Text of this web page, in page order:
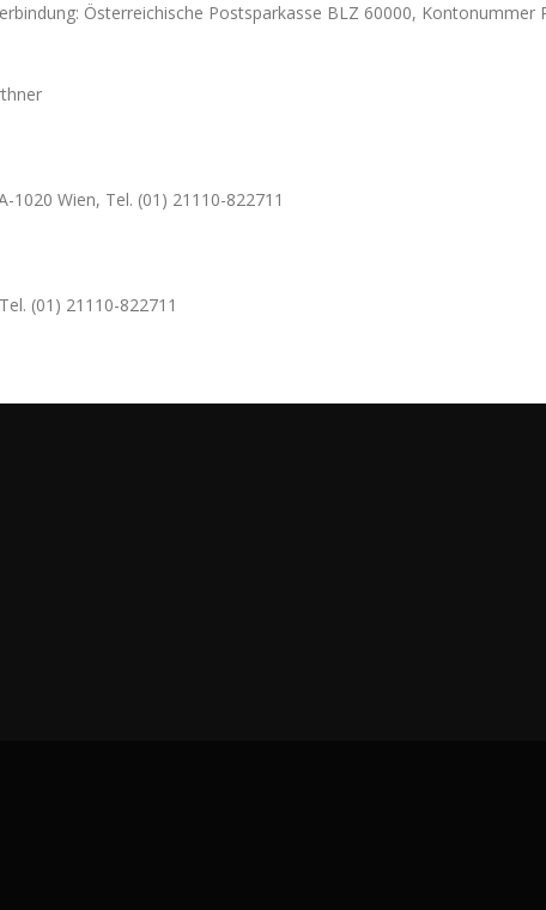
Österreichische Postsparkasse BLZ 60000, Kontonummer
1020 Wien, Tel. (01) 21110-822711
(01) 21110-822711